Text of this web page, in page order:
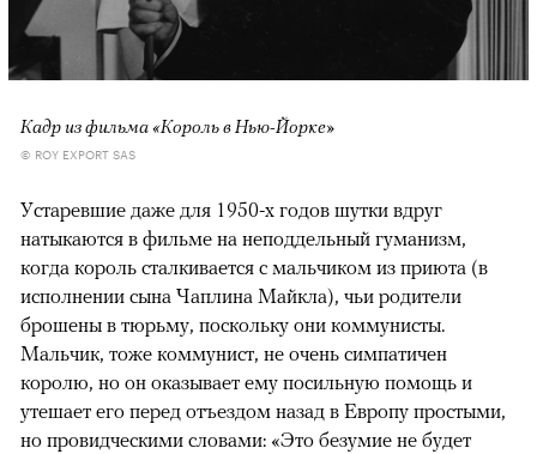
Кадр из фильма «Король в Нью-Йорке»
© ROY EXPORT SAS
Устаревшие даже для 1950-х годов шутки вдруг
натыкаются в фильме на неподдельный гуманизм,
когда король сталкивается с мальчиком из приюта (в
исполнении сына Чаплина Майкла), чьи родители
брошены в тюрьму, поскольку они коммунисты.
Мальчик, тоже коммунист, не очень симпатичен
королю, но он оказывает ему посильную помощь и
утешает его перед отъездом назад в Европу простыми,
но провидческими словами: «Это безумие не будет